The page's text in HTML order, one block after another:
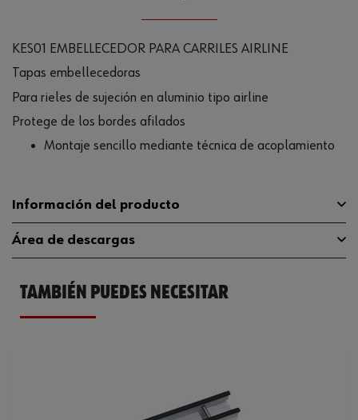
KES01 EMBELLECEDOR PARA CARRILES AIRLINE
Tapas embellecedoras
Para rieles de sujeción en aluminio tipo airline
Protege de los bordes afilados
Montaje sencillo mediante técnica de acoplamiento
Información del producto
Material PLA
Código del sistema armonizado 76169990990
Área de descargas
Catálogo General 096380960
TAMBIÉN PUEDES NECESITAR